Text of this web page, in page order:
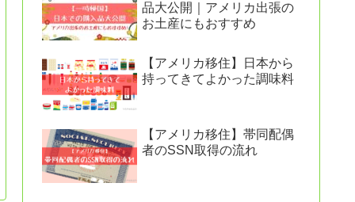
品大公開｜アメリカ出張の
お土産にもおすすめ
【アメリカ移住】日本から
持ってきてよかった調味料
【アメリカ移住】帯同配偶
者のSSN取得の流れ